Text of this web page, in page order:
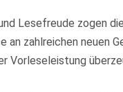
Lesefreude zogen
an zahlreichen neuen
Vorleseleistung